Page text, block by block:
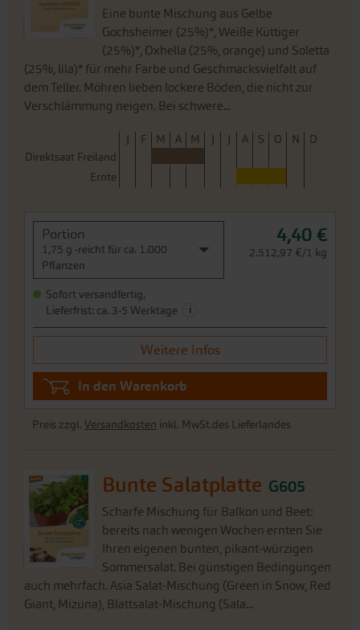
Eine bunte Mischung aus Gelbe
Gochsheimer (25%)*, Weiße Küttiger
(25%)*, Oxhella (25%, orange) und Soletta
(25%, lila)* für mehr Farbe und Geschmacksvielfalt auf
dem Teller. Möhren lieben lockere Böden, die nicht zur
Verschlämmung neigen. Bei schwere...
J F M A M J J A S O N
D
Direktsaat Freiland
Ernte
Portion
1,75 g -reicht für ca. 1.000
Pflanzen
4,40 €
2.512,97 €/1 kg
Sofort versandfertig,
Lieferfrist: ca. 3-5 Werktage
i
Weitere Infos
In den Warenkorb
Preis zzgl. Versandkosten inkl. MwSt.des Lieferlandes
Bunte Salatplatte G605
Scharfe Mischung für Balkon und Beet:
bereits nach wenigen Wochen ernten Sie
Ihren eigenen bunten, pikant-würzigen
Sommersalat. Bei günstigen Bedingungen
auch mehrfach. Asia Salat-Mischung (Green in Snow, Red
Giant, Mizuna), Blattsalat-Mischung (Sala...